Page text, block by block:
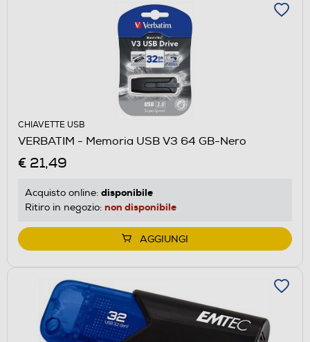
CHIAVETTE USB
VERBATIM - Memoria USB V3 64 GB-Nero
€ 21,49
Acquisto online: disponibile
Ritiro in negozio: non disponibile
AGGIUNGI